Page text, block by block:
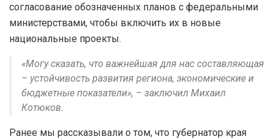
согласование обозначенных планов с федеральными
министерствами, чтобы включить их в новые
национальные проекты.
«Могу сказать, что важнейшая для нас составляющая
– устойчивость развития региона, экономические и
бюджетные показатели», – заключил Михаил
Котюков.
Ранее мы рассказывали о том, что губернатор края